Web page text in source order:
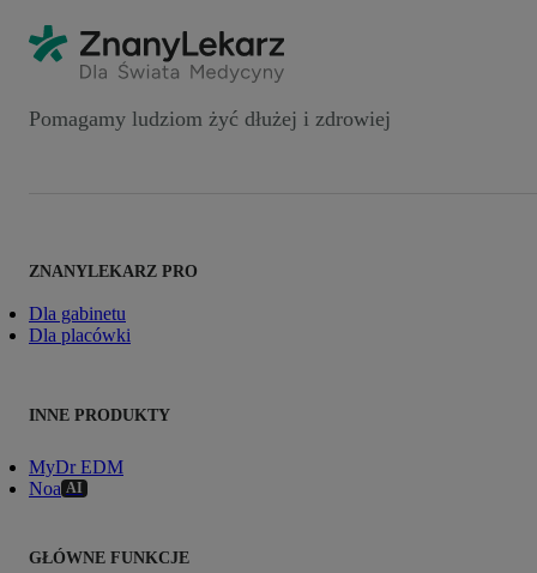
Pomagamy ludziom żyć dłużej i zdrowiej
ZNANYLEKARZ PRO
Dla gabinetu
Dla placówki
INNE PRODUKTY
MyDr EDM
Noa AI
GŁÓWNE FUNKCJE